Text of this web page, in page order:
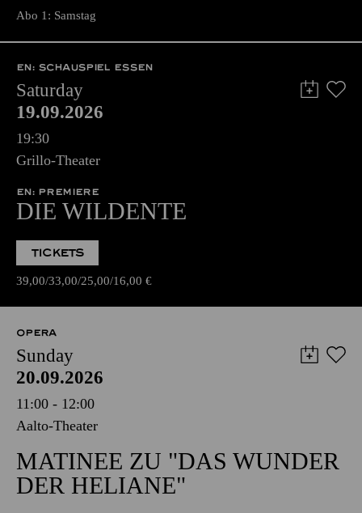
Abo 1: Samstag
EN: SCHAUSPIEL ESSEN
Saturday
19.09.2026
19:30
Grillo-Theater
EN: PREMIERE
DIE WILDENTE
TICKETS
39,00 33,00 25,00 16,00 €
OPERA
Sunday
20.09.2026
11:00 - 12:00
Aalto-Theater
MATINEE ZU "DAS WUNDER
DER HELIANE"